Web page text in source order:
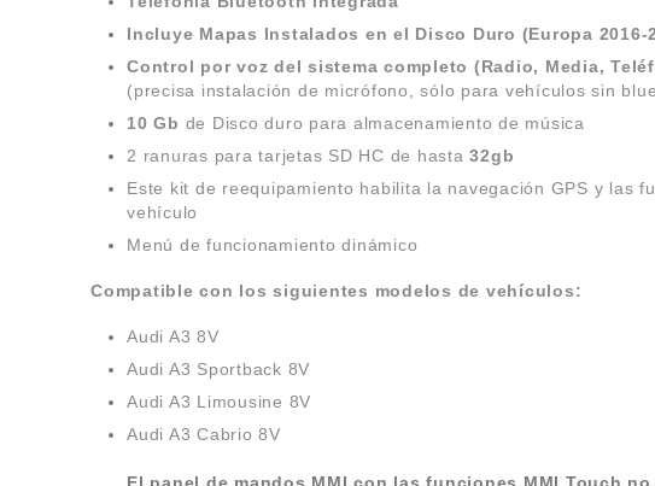
Incluye Mapas Instalados en el Disco Duro (Europa 2016-
Control por voz del sistema completo (Radio, Media,
(precisa instalación de micrófono, sólo para vehículos sin
10 Gb de Disco duro para almacenamiento de música
2 ranuras para tarjetas SD HC de hasta32gb
Este kit de reequipamiento habilita la navegación GPS y las
vehículo
Menú de funcionamiento dinámico
Compatible con los siguientes modelos de vehículos:
Audi A3 8V
Audi A3 Sportback 8V
Audi A3 Limousine 8V
Audi A3 Cabrio 8V